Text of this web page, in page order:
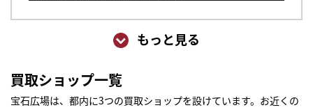
もっと見る
買取ショップ一覧
宝石広場は、都内に3つの買取ショップを設けています。お近くの